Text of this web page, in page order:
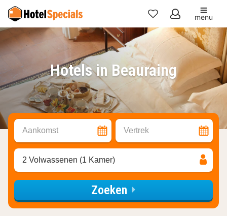
Mijn
favorieten
menu
Hotels in Beauraing
Aankomst Vertrek
2 Volwassenen (1 Kamer)
Zoeken